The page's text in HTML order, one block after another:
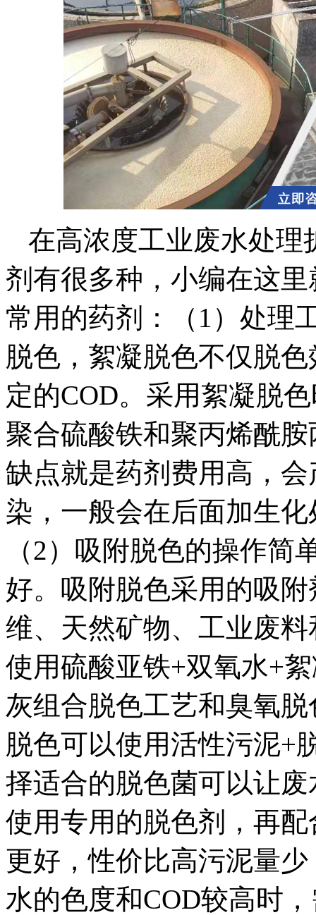
在高浓度工业废水处理
剂有很多种，小编在这
常用的药剂：（1）处理
脱色，絮凝脱色不仅脱
定的COD。采用絮凝脱
聚合硫酸铁和聚丙烯酰
缺点就是药剂费用高，
染，一般会在后面加生
（2）吸附脱色的操作
好。吸附脱色采用的吸
维、天然矿物、工业废
使用硫酸亚铁+双氧水+
灰组合脱色工艺和臭氧
脱色可以使用活性污泥+
择适合的脱色菌可以让
使用专用的脱色剂，再
更好，性价比高污泥量
水的色度和COD较高时